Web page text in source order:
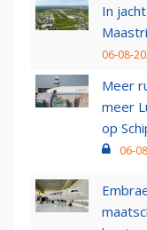
In
06-08-
Meer
meer
op
06-